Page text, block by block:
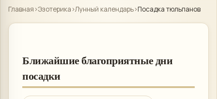
Главная ›Эзотерика ›Лунный календарь›Посадка тюльпанов
Ближайшие благоприятные дни
посадки